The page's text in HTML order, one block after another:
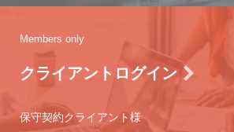
Members only
クライアントログイン
保守契約クライアント様